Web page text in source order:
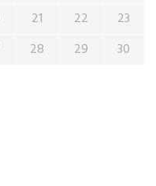
21 22
23
28 29
30